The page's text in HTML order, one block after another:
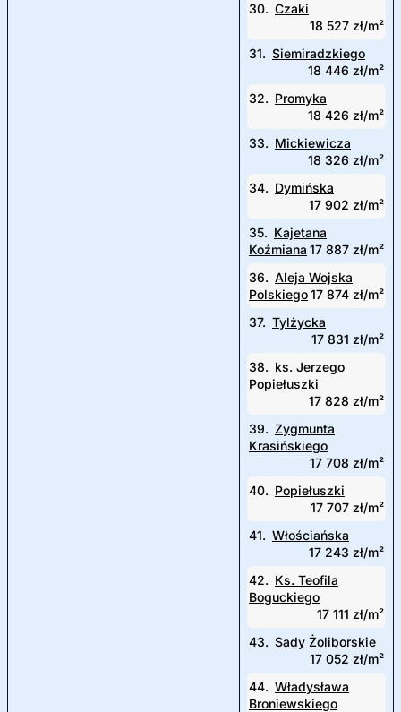
30. Czaki
18 527 zł/m²
31. Siemiradzkiego
18 446 zł/m²
32. Promyka
18 426 zł/m²
33. Mickiewicza
18 326 zł/m²
34. Dymińska
17 902 zł/m²
35. Kajetana
Koźmiana 17 887 zł/m²
36. Aleja Wojska
Polskiego17 874 zł/m²
37. Tylżycka
17 831 zł/m²
38. ks. Jerzego
Popiełuszki
17 828 zł/m²
39. Zygmunta
Krasińskiego
17 708 zł/m²
40. Popiełuszki
17 707 zł/m²
41. Włościańska
17 243 zł/m²
42. Ks. Teofila
Boguckiego
17 111 zł/m²
43. Sady Żoliborskie
17 052 zł/m²
44. Władysława
Broniewskiego